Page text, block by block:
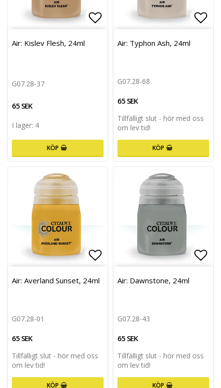
Lägg till i favoritlistan
Air: Kislev Flesh, 24ml
G07.28-37
65 SEK
I lager: 4
KÖP
Air: Typhon Ash, 24ml
G07.28-68
65 SEK
Tillfälligt slut - hör med oss
om lev tid!
KÖP
Lägg till i favoritlistan
Air: Averland Sunset, 24ml
G07.28-01
65 SEK
Tillfälligt slut - hör med oss
om lev tid!
KÖP
Air: Dawnstone, 24ml
G07.28-43
65 SEK
Tillfälligt slut - hör med oss
om lev tid!
KÖP